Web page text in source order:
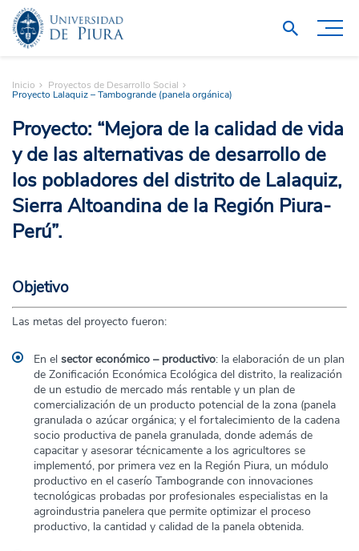
Inicio Proyectos de Desarrollo Social
Proyecto Lalaquiz – Tambogrande (panela orgánica)
Proyecto: “Mejora de la calidad de vida
y de las alternativas de desarrollo de
los pobladores del distrito de Lalaquiz,
Sierra Altoandina de la Región Piura-
Perú”.
Objetivo
Las metas del proyecto fueron:
En el sector económico – productivo: la elaboración de un plan
de Zonificación Económica Ecológica del distrito, la realización
de un estudio de mercado más rentable y un plan de
comercialización de un producto potencial de la zona (panela
granulada o azúcar orgánica; y el fortalecimiento de la cadena
socio productiva de panela granulada, donde además de
capacitar y asesorar técnicamente a los agricultores se
implementó, por primera vez en la Región Piura, un módulo
productivo en el caserío Tambogrande con innovaciones
tecnológicas probadas por profesionales especialistas en la
agroindustria panelera que permite optimizar el proceso
productivo, la cantidad y calidad de la panela obtenida.